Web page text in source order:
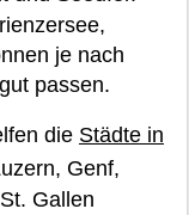
je nach
passen.
die Städte in
Genf,
Gallen